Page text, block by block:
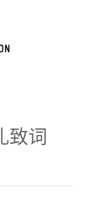
致词